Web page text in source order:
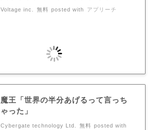
Voltage inc. 無料 posted with アプリーチ
魔王「世界の半分あげるって言っち
ゃった」
Cybergate technology Ltd. 無料 posted with